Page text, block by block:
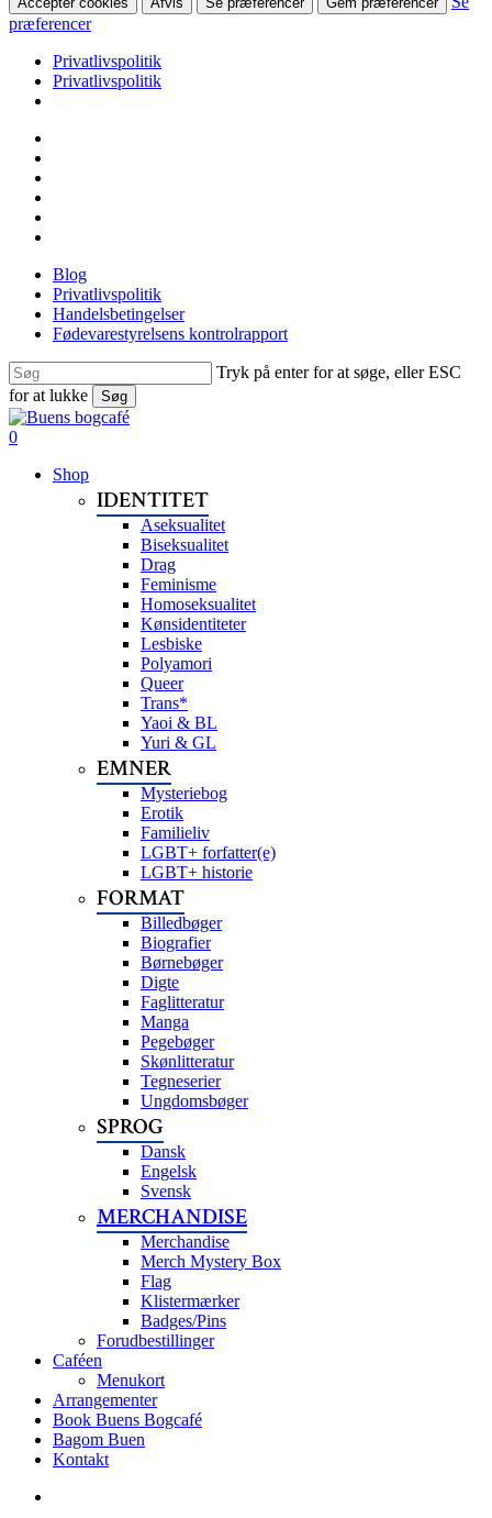
præferencer
Privatlivspolitik
Privatlivspolitik
Skip
main
content
Blog
Privatlivspolitik
Handelsbetingelser
Fødevarestyrelsens kontrolrapport
Tryk på enter for at søge, eller ESC
for at lukke
Søg
Close
Search
search
0
Shop
IDENTITET
Aseksualitet
Biseksualitet
Drag
Feminisme
Homoseksualitet
Kønsidentiteter
Lesbiske
Polyamori
Queer
Trans*
Yaoi & BL
Yuri & GL
EMNER
Mysteriebog
Erotik
Familieliv
LGBT+ forfatter(e)
LGBT+ historie
FORMAT
Billedbøger
Biografier
Børnebøger
Digte
Faglitteratur
Manga
Pegebøger
Skønlitteratur
Tegneserier
Ungdomsbøger
SPROG
Dansk
Engelsk
Svensk
MERCHANDISE
Merchandise
Merch Mystery Box
Flag
Klistermærker
Badges/Pins
Forudbestillinger
Caféen
Menukort
Arrangementer
Book Buens Bogcafé
Bagom Buen
Kontakt